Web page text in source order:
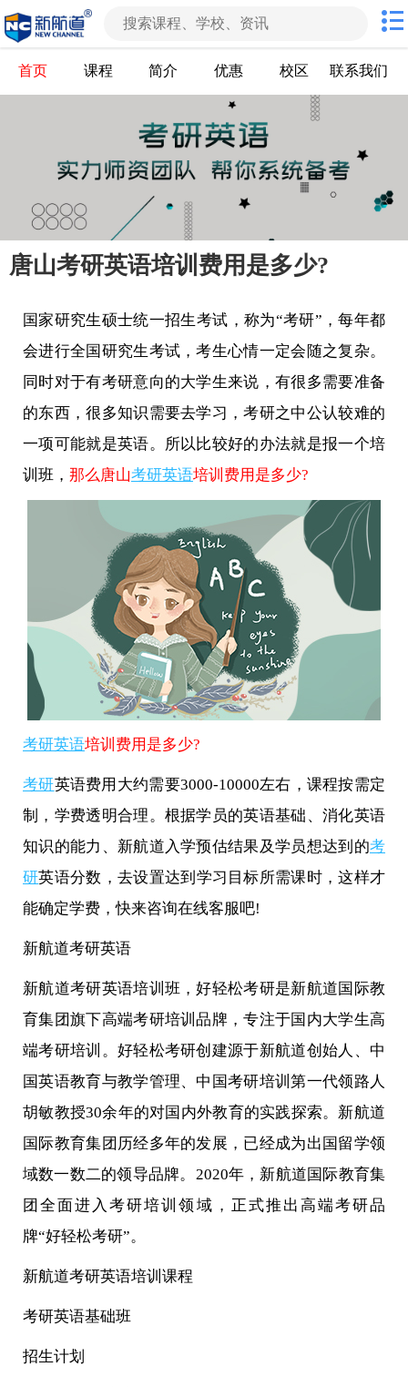
首页 课程 简介 优惠 校区 联系我们
唐山考研英语培训费用是多少?
国家研究生硕士统一招生考试，称为“考研”，每年都
会进行全国研究生考试，考生心情一定会随之复杂。
同时对于有考研意向的大学生来说，有很多需要准备
的东西，很多知识需要去学习，考研之中公认较难的
一项可能就是英语。所以比较好的办法就是报一个培
训班， 那么唐山考研英语培训费用是多少?
考研英语培训费用是多少?
考研英语费用大约需要3000-10000左右，课程按需定
制，学费透明合理。根据学员的英语基础、消化英语
知识的能力、新航道入学预估结果及学员想达到的考
研英语分数，去设置达到学习目标所需课时，这样才
能确定学费，快来咨询在线客服吧!
新航道考研英语
新航道考研英语培训班，好轻松考研是新航道国际教
育集团旗下高端考研培训品牌，专注于国内大学生高
端考研培训。好轻松考研创建源于新航道创始人、中
国英语教育与教学管理、中国考研培训第一代领路人
胡敏教授30余年的对国内外教育的实践探索。新航道
国际教育集团历经多年的发展，已经成为出国留学领
域数一数二的领导品牌。2020年，新航道国际教育集
团全面进入考研培训领域，正式推出高端考研品
牌“好轻松考研”。
新航道考研英语培训课程
考研英语基础班
招生计划